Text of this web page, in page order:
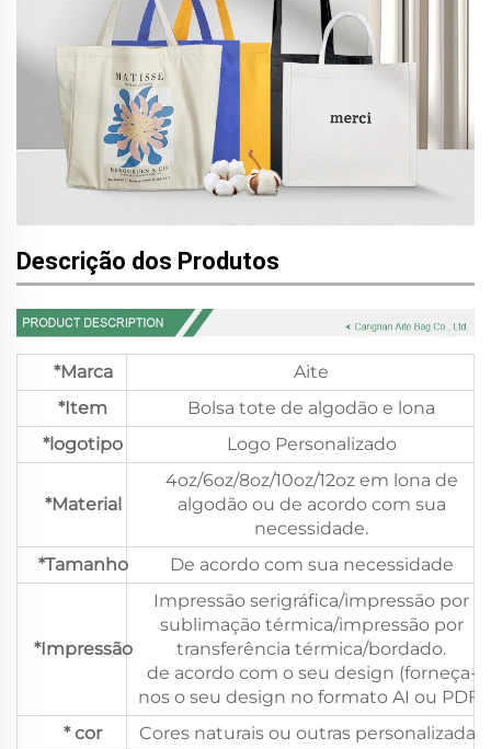
Descrição dos Produtos
*Marca
Aite
*Item
Bolsa tote de algodão e lona
*logotipo
Logo Personalizado
*Material
4oz/6oz/8oz/10oz/12oz em lona de
algodão ou de acordo com sua
necessidade.
*Tamanho
De acordo com sua necessidade
*Impressão
Impressão serigráfica/impressão por
sublimação térmica/impressão por
transferência térmica/bordado.
de acordo com o seu design (forneça-
nos o seu design no formato AI ou PDF)
* cor
Cores naturais ou outras personalizadas